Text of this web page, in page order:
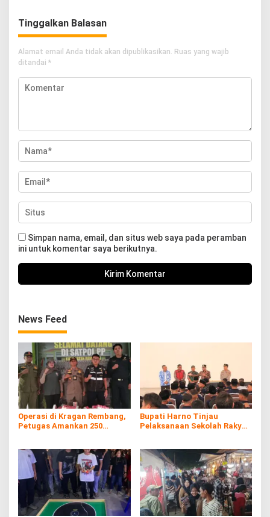
Tinggalkan Balasan
Alamat email Anda tidak akan dipublikasikan. Ruas yang wajib
ditandai *
Simpan nama, email, dan situs web saya pada peramban
ini untuk komentar saya berikutnya.
News Feed
Operasi di Kragan Rembang,
Petugas Amankan 250
Bupati Harno Tinjau
Pelaksanaan Sekolah Rakyat